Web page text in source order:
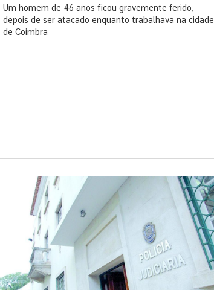
Um homem de 46 anos ficou gravemente ferido,
depois de ser atacado enquanto trabalhava na cidade
de Coimbra